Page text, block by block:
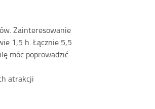
Zainteresowanie
1,5 h. Łącznie 5,5
móc poprowadzić
atrakcji